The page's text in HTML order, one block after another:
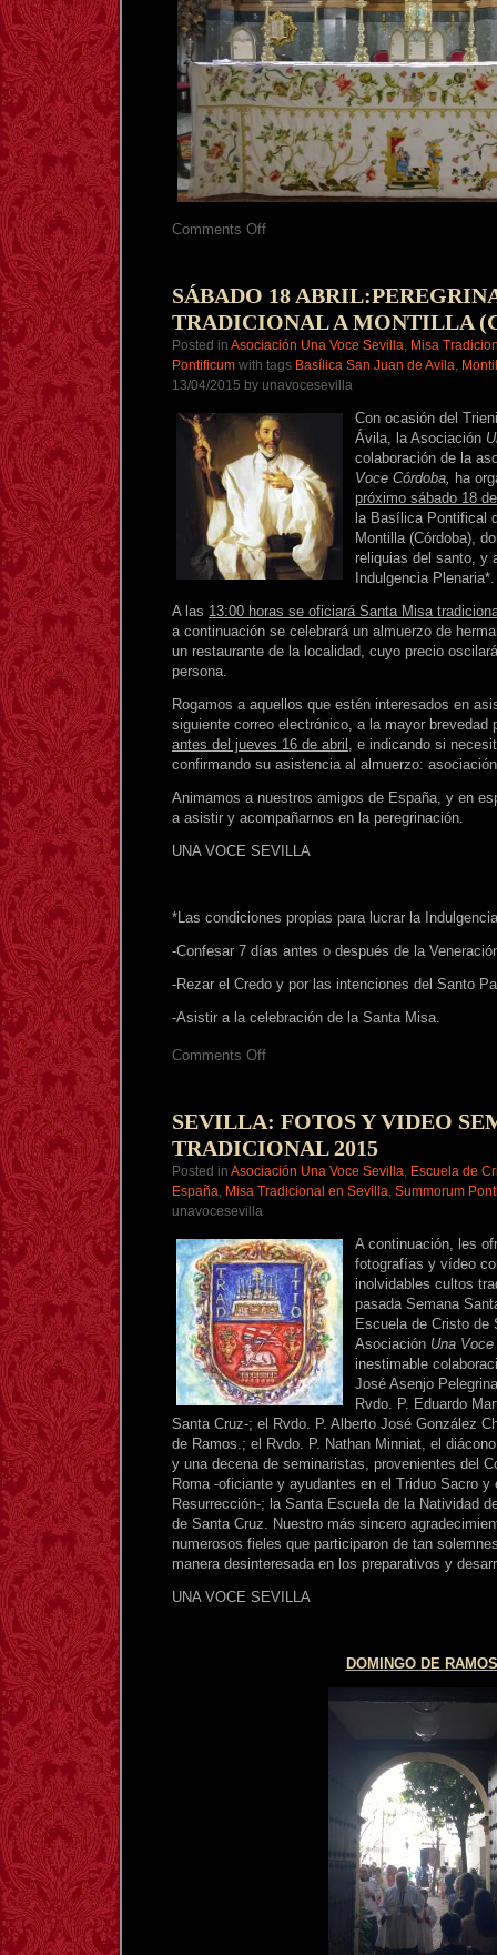
Comments Offon
PEREGRINACIÓN
JUBILAR
TRADICIONAL
MONTILLA
(CÓRDOBA)
SÁBADO 18
TRADICIONAL A MONTILLA
Posted in Asociación Una Voce Sevilla, Misa
Pontificum with tags Basílica San Juan de Avila,
13/04/2015 by unavocesevilla
Con ocasión del
Ávila, la Asociación
colaboración de la
Voce Córdoba,
ha
próximo sábado 18
la Basílica Pontifical
Montilla (Córdoba),
reliquias del santo, y
Indulgencia Plenaria*.
A las 13:00 horas se oficiará Santa Misa
a continuación se celebrará un almuerzo de
un restaurante de la localidad, cuyo precio
persona.
Rogamos a aquellos que estén interesados en
siguiente correo electrónico, a la mayor brevedad
antes del jueves 16 de abril
, e indicando si
confirmando su asistencia al almuerzo:
Animamos a nuestros amigos de España, y en
a asistir y acompañarnos en la peregrinación.
UNA VOCE SEVILLA
*Las condiciones propias para lucrar la
-Confesar 7 días antes o después de la
-Rezar el Credo y por las intenciones del Santo
-Asistir a la celebración de la Santa Misa.
Comments Offon
JUBILAR
TRADICIONAL
A
MONTILLA
(CÓRDOBA)
SEVILLA: FOTOS Y VIDEO
TRADICIONAL 2015
Posted in Asociación Una Voce Sevilla, Escuela de
España, Misa Tradicional en Sevilla, Summorum
unavocesevilla
A continuación, les
fotografías y vídeo
inolvidables cultos
pasada Semana
Escuela de Cristo de
Asociación Una
inestimable
José Asenjo
Rvdo. P. Eduardo
Santa Cruz-; el Rvdo. P. Alberto José González
de Ramos.; el Rvdo. P. Nathan Minniat, el
y una decena de seminaristas, provenientes del
Roma -oficiante y ayudantes en el Triduo Sacro y
Resurrección-; la Santa Escuela de la Natividad
de Santa Cruz. Nuestro más sincero
numerosos fieles que participaron de tan
manera desinteresada en los preparativos y
UNA VOCE SEVILLA
DOMINGO DE RAMOS